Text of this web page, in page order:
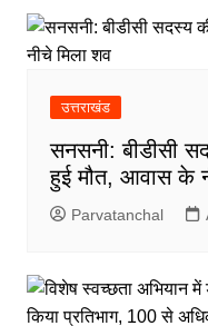
उत्तराखंड
सनसनी: बीडीसी
हुई मौत, आवास के
Parvatanchal